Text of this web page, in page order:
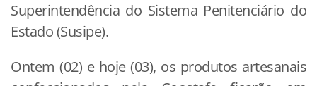
Superintendência do Sistema Penitenciário do
Estado (Susipe).
Ontem (02) e hoje (03), os produtos artesanais